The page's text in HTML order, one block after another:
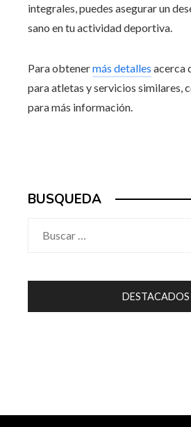
integrales, puedes asegurar un
sano en tu actividad deportiva.
Para obtenermás detalles acerca
para atletas y servicios similares,
para más información.
BUSQUEDA
DESTACADOS